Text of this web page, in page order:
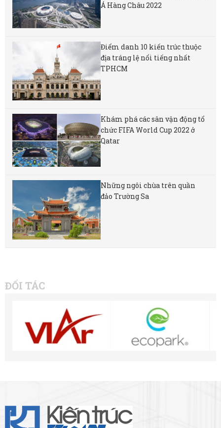
Á Hàng Châu 2022
Điểm danh 10 kiến trúc thuộc
địa tráng lệ nổi tiếng nhất
TPHCM
Khám phá các sân vận động tổ
chức FIFA World Cup 2022 ở
Qatar
Những ngôi chùa trên quần
đảo Trường Sa
ĐỐI TÁC